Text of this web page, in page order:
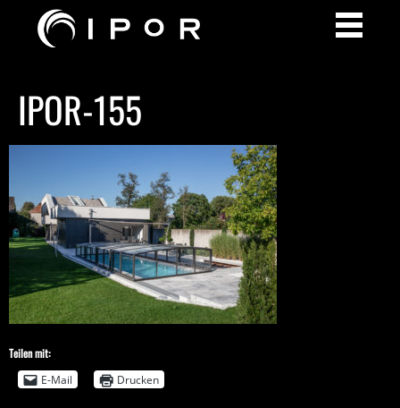
IPOR-155
Teilen mit:
E-Mail
Drucken